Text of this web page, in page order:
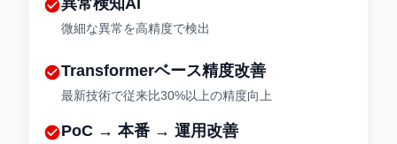
check_circle異常検知AI
微細な異常を高精度で検出
check_circleTransformerベース精度改善
最新技術で従来比30%以上の精度向上
check_circlePoC → 本番 → 運用改善